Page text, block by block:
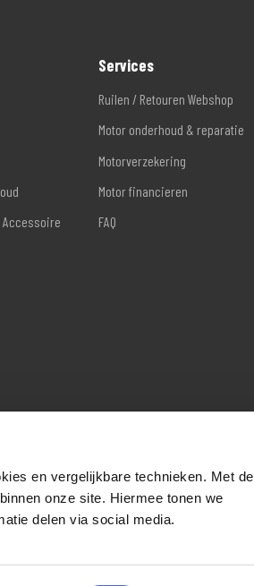
en vergelijkbare technieken. Met de
onze site. Hiermee tonen we
delen via social media.
Accessoire
Services
Ruilen / Retouren Webshop
Motor onderhoud & reparatie
Motorverzekering
Motor financieren
FAQ